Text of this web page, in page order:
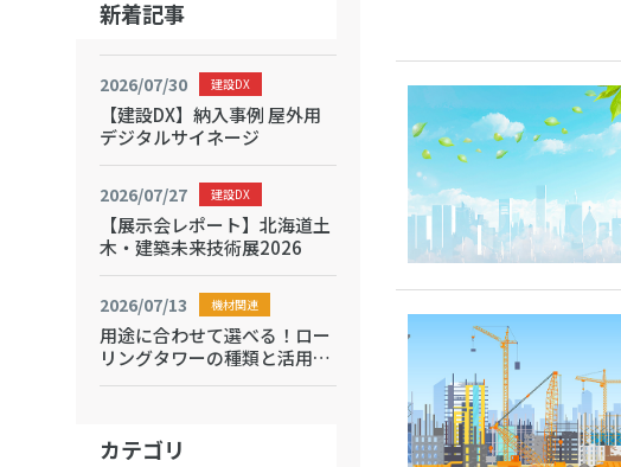
新着記事
2026/07/30 建設DX
【建設DX】納入事例 屋外用
デジタルサイネージ
2026/07/27 建設DX
【展示会レポート】北海道土
木・建築未来技術展2026
2026/07/13 機材関連
用途に合わせて選べる！ロー
リングタワーの種類と活用シ
ーン
カテゴリ